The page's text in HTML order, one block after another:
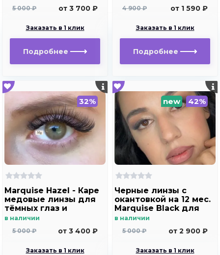
5 000 ₽
от 3 700 ₽
Заказать в 1 клик
Подробнее
4 900 ₽
от 1 590 ₽
Заказать в 1 клик
Подробнее
32%
Marquise Hazel - Каре
медовые линзы для
тёмных глаз и
светлых глаз
в наличии
5 000 ₽
от 3 400 ₽
Заказать в 1 клик
new 42%
Черные линзы c
окантовкой на 12 мес.
Marquise Black для
темных и светлых
в наличии
5 000 ₽
от 2 900 ₽
Заказать в 1 клик